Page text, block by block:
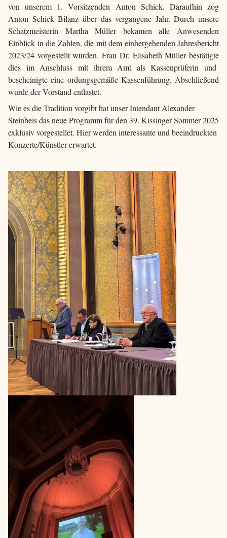
von unserem 1. Vorsitzenden Anton Schick. Daraufhin zog
Anton Schick Bilanz über das vergangene Jahr. Durch unsere
Schatzmeisterin Martha Müller bekamen alle Anwesenden
Einblick in die Zahlen, die mit dem einhergehenden Jahresbericht
2023/24 vorgestellt wurden. Frau Dr. Elisabeth Müller bestätigte
dies im Anschluss mit ihrem Amt als Kassenprüferin und
bescheinigte eine ordungsgemäße Kassenführung. Abschließend
wurde der Vorstand entlastet.
Wie es die Tradition vorgibt hat unser Intendant Alexander
Steinbeis das neue Programm für den 39. Kissinger Sommer 2025
exklusiv vorgestellet. Hier werden interessante und beeindruckten
Konzerte/Künstler erwartet.